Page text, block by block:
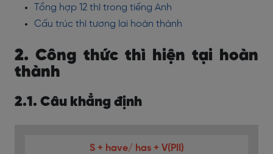
Tổng hợp 12 thì trong tiếng Anh
Cấu trúc thì tương lai hoàn thành
2. Công thức thì hiện tại hoàn
thành
2.1. Câu khẳng định
S + have/ has + V(PII)